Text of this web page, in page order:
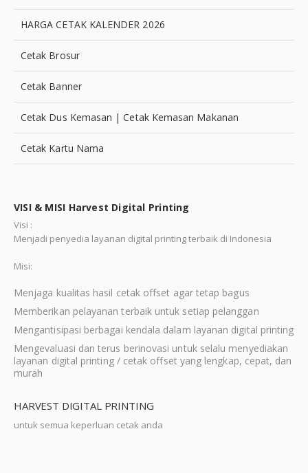
HARGA CETAK KALENDER 2026
Cetak Brosur
Cetak Banner
Cetak Dus Kemasan | Cetak Kemasan Makanan
Cetak Kartu Nama
VISI & MISI Harvest Digital Printing
Visi :
Menjadi penyedia layanan digital printing terbaik di Indonesia
Misi:
Menjaga kualitas hasil cetak offset agar tetap bagus
Memberikan pelayanan terbaik untuk setiap pelanggan
Mengantisipasi berbagai kendala dalam layanan digital printing
Mengevaluasi dan terus berinovasi untuk selalu menyediakan
layanan digital printing / cetak offset yang lengkap, cepat, dan
murah
HARVEST DIGITAL PRINTING
untuk semua keperluan cetak anda